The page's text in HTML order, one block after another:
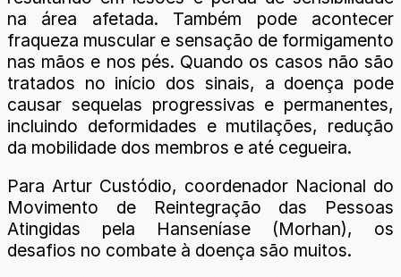
na área afetada. Também pode acontecer
fraqueza muscular e sensação de formigamento
nas mãos e nos pés. Quando os casos não são
tratados no início dos sinais, a doença pode
causar sequelas progressivas e permanentes,
incluindo deformidades e mutilações, redução
da mobilidade dos membros e até cegueira.
Para Artur Custódio, coordenador Nacional do
Movimento de Reintegração das Pessoas
Atingidas pela Hanseníase (Morhan), os
desafios no combate à doença são muitos.